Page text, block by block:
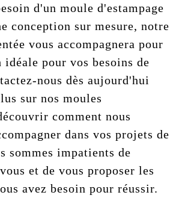
d'un moule d'estampage
conception sur mesure, notre
vous accompagnera pour
pour vos besoins de
nous dès aujourd'hui
sur nos moules
comment nous
dans vos projets de
sommes impatients de
et de vous proposer les
avez besoin pour réussir.